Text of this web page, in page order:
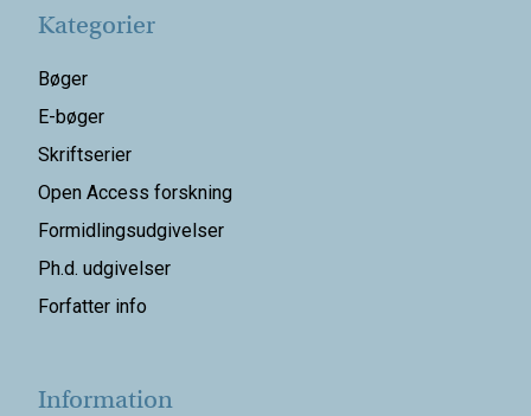
Kategorier
Bøger
E-bøger
Skriftserier
Open Access forskning
Formidlingsudgivelser
Ph.d. udgivelser
Forfatter info
Information